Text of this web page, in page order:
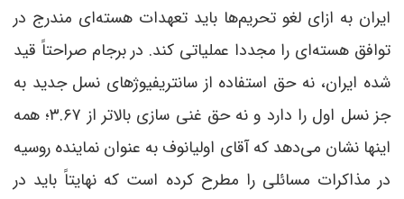
ایران به ازای لغو تحریم‌ها باید تعهدات هسته‌ای مندرج در
توافق هسته‌ای را مجددا عملیاتی کند. در برجام صراحتاً قید
شده ایران، نه حق استفاده از سانتریفیوژهای نسل جدید به
جز نسل اول را دارد و نه حق غنی سازی بالاتر از ۳.۶۷؛ همه
اینها نشان می‌دهد که آقای اولیانوف به عنوان نماینده روسیه
در مذاکرات مسائلی را مطرح کرده است که نهایتاً باید در